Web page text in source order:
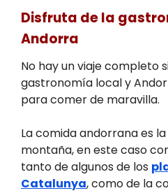
Disfruta de la
Andorra
No hay un viaje completo
gastronomía local y
para comer de maravilla.
La comida andorrana es
montaña, en este caso
tanto de algunos de los
Catalunya, como de la